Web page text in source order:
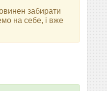
забирати
на себе, і вже